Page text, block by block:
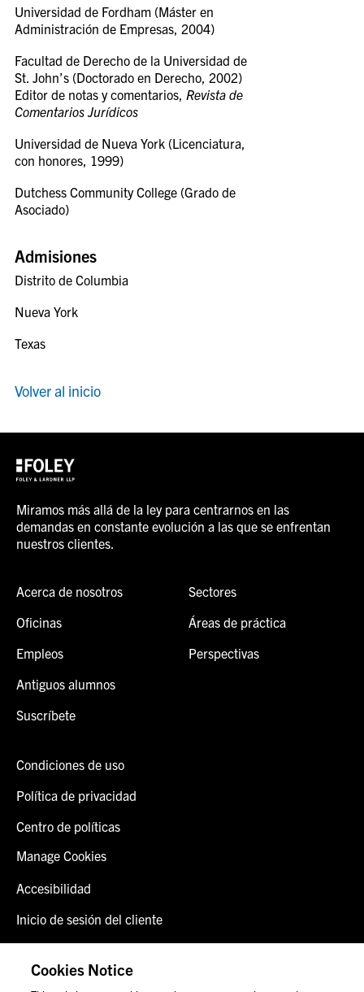
Universidad de Fordham (Máster en
Administración de Empresas, 2004)
Facultad de Derecho de la Universidad de
St. John’s (Doctorado en Derecho, 2002)
Editor de notas y comentarios, Revista de
Comentarios Jurídicos
Universidad de Nueva York (Licenciatura,
con honores, 1999)
Dutchess Community College (Grado de
Asociado)
Admisiones
Distrito de Columbia
Nueva York
Texas
Volver al inicio
Miramos más allá de la ley para centrarnos en las
demandas en constante evolución a las que se enfrentan
nuestros clientes.
Acerca de nosotros
Oficinas
Empleos
Antiguos alumnos
Suscríbete
Sectores
Áreas de práctica
Perspectivas
Condiciones de uso
Política de privacidad
Centro de políticas
Manage Cookies
Accesibilidad
Inicio de sesión del cliente
Contáctenos
Cookies Notice